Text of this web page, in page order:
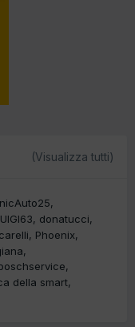
(Visualizza tutti)
donatucci
Phoenix
della smart